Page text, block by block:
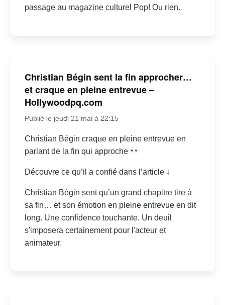
passage au magazine culturel Pop! Ou rien.
Christian Bégin sent la fin approcher…
et craque en pleine entrevue –
Hollywoodpq.com
Publié le jeudi 21 mai à 22:15
Christian Bégin craque en pleine entrevue en
parlant de la fin qui approche
Découvre ce qu’il a confié dans l’article ↓
Christian Bégin sent qu’un grand chapitre tire à
sa fin… et son émotion en pleine entrevue en dit
long. Une confidence touchante. Un deuil
s'imposera certainement pour l'acteur et
animateur.